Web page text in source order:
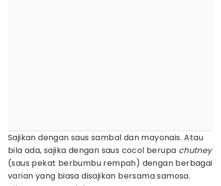
Sajikan dengan saus sambal dan mayonais. Atau
bila ada, sajika dengan saus cocol berupa chutney
(saus pekat berbumbu rempah) dengan berbagai
varian yang biasa disajikan bersama samosa.